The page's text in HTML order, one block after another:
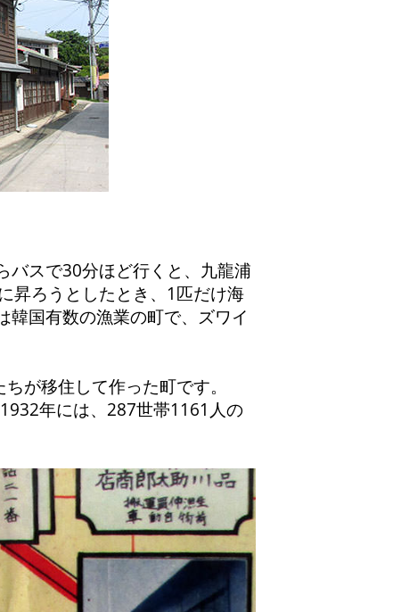
スで30分ほど行くと、九龍浦
昇ろうとしたとき、1匹だけ海
韓国有数の漁業の町で、ズワイ
が移住して作った町です。
年には、287世帯1161人の